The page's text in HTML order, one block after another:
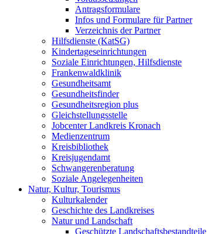
Antragsformulare
Infos und Formulare für Partner
Verzeichnis der Partner
Hilfsdienste (KatSG)
Kindertageseinrichtungen
Soziale Einrichtungen, Hilfsdienste
Frankenwaldklinik
Gesundheitsamt
Gesundheitsfinder
Gesundheitsregion plus
Gleichstellungsstelle
Jobcenter Landkreis Kronach
Medienzentrum
Kreisbibliothek
Kreisjugendamt
Schwangerenberatung
Soziale Angelegenheiten
Natur, Kultur, Tourismus
Kulturkalender
Geschichte des Landkreises
Natur und Landschaft
Geschützte Landschaftsbestandteile